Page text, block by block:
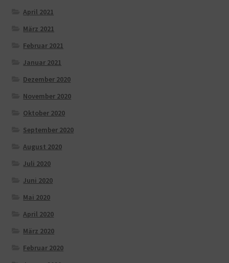
April 2021
März 2021
Februar 2021
Januar 2021
Dezember 2020
November 2020
Oktober 2020
September 2020
August 2020
Juli 2020
Juni 2020
Mai 2020
April 2020
März 2020
Februar 2020